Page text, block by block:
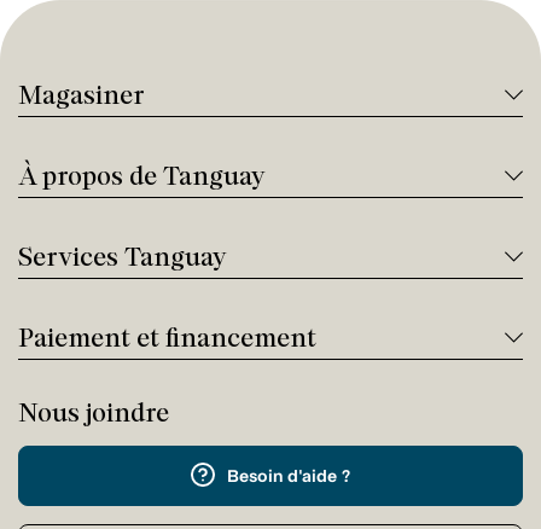
Magasiner
À propos de Tanguay
Services Tanguay
Paiement et financement
Nous joindre
Besoin d'aide ?